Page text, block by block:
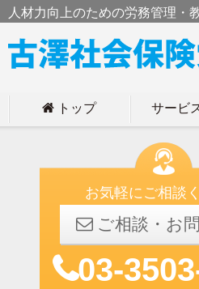
人材力向上のための労務管理・
hトップ サービ
お気軽にご相談
ご相談・お
03-